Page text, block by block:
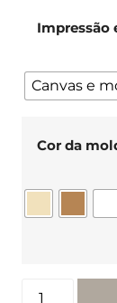
Impressão
Canvas e
Cor da